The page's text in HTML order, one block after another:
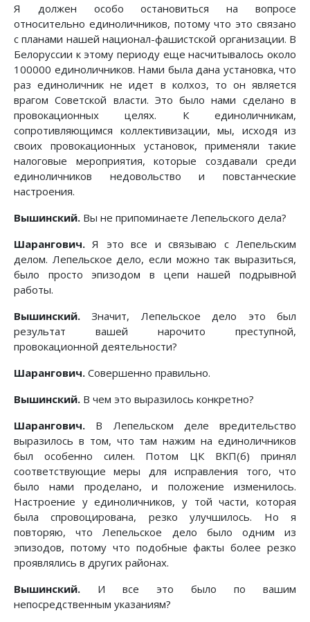
Я должен особо остановиться на вопросе
относительно единоличников, потому что это связано
с планами нашей национал-фашистской организации. В
Белоруссии к этому периоду еще насчитывалось около
100000 единоличников. Нами была дана установка, что
раз единоличник не идет в колхоз, то он является
врагом Советской власти. Это было нами сделано в
провокационных целях. К единоличникам,
сопротивляющимся коллективизации, мы, исходя из
своих провокационных установок, применяли такие
налоговые мероприятия, которые создавали среди
единоличников недовольство и повстанческие
настроения.
Вышинский. Вы не припоминаете Лепельского дела?
Шарангович. Я это все и связываю с Лепельским
делом. Лепельское дело, если можно так выразиться,
было просто эпизодом в цепи нашей подрывной
работы.
Вышинский. Значит, Лепельское дело это был
результат вашей нарочито преступной,
провокационной деятельности?
Шарангович. Совершенно правильно.
Вышинский. В чем это выразилось конкретно?
Шарангович. В Лепельском деле вредительство
выразилось в том, что там нажим на единоличников
был особенно силен. Потом ЦК ВКП(б) принял
соответствующие меры для исправления того, что
было нами проделано, и положение изменилось.
Настроение у единоличников, у той части, которая
была спровоцирована, резко улучшилось. Но я
повторяю, что Лепельское дело было одним из
эпизодов, потому что подобные факты более резко
проявлялись в других районах.
Вышинский. И все это было по вашим
непосредственным указаниям?